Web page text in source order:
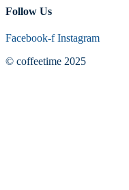
Follow Us
Facebook-f Instagram
© coffeetime 2025